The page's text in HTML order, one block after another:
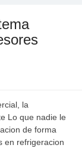
la
Lo que nadie le
de forma
en refrigeracion